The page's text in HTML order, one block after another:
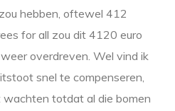
hebben, oftewel 412
for all zou dit 4120 euro
overdreven. Wel vind ik
snel te compenseren,
totdat al die bomen